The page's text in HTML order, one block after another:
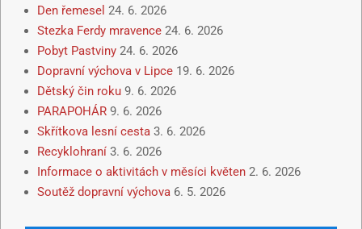
Den řemesel 24. 6. 2026
Stezka Ferdy mravence 24. 6. 2026
Pobyt Pastviny 24. 6. 2026
Dopravní výchova v Lipce 19. 6. 2026
Dětský čin roku 9. 6. 2026
PARAPOHÁR 9. 6. 2026
Skřítkova lesní cesta 3. 6. 2026
Recyklohraní 3. 6. 2026
Informace o aktivitách v měsíci květen 2. 6. 2026
Soutěž dopravní výchova 6. 5. 2026